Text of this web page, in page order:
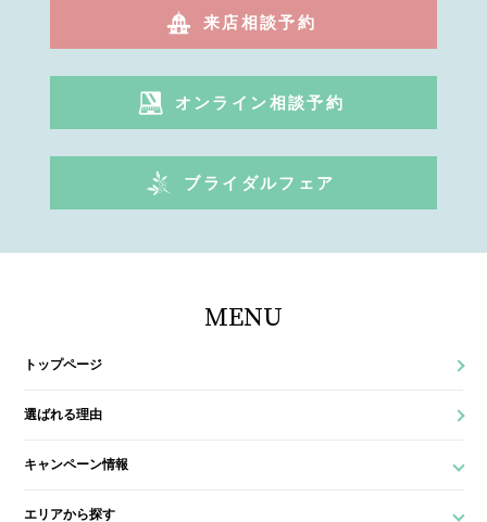
来店相談予約
オンライン相談予約
ブライダルフェア
MENU
トップページ
選ばれる理由
キャンペーン情報
エリアから探す